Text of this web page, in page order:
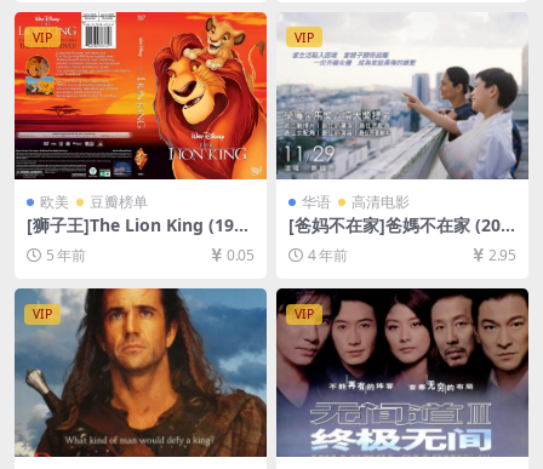
VIP
欧美 豆瓣榜单
[狮子王]The Lion King (199
4)[百度网盘+迅雷云盘资源10
80P超清未删减][MP4/5.7GB]
[中英字幕]
5 年前 0.05
VIP
华语 高清电影
[爸妈不在家]爸媽不在家 (201
3)[百度网盘+迅雷云盘资源10
80P超清未删减][MP4/7GB]
[中文字幕]
4 年前 2.95
VIP VIP